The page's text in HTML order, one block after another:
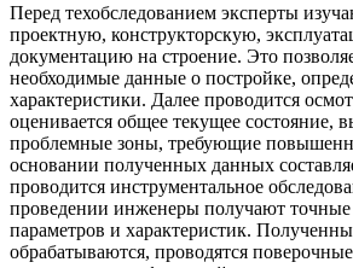
Перед техобследованием эксперты
проектную, конструкторскую,
документацию на строение. Это
необходимые данные о постройке,
характеристики. Далее проводится
оценивается общее текущее состояние,
проблемные зоны, требующие
основании полученных данных
проводится инструментальное
проведении инженеры получают точные
параметров и характеристик.
обрабатываются, проводятся